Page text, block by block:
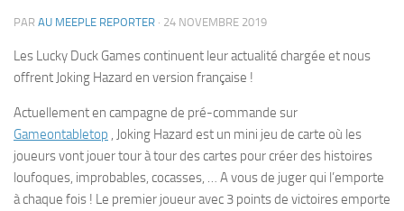
PAR AU MEEPLE REPORTER · 24 NOVEMBRE 2019
Les Lucky Duck Games continuent leur actualité chargée et nous
offrent Joking Hazard en version française !
Actuellement en campagne de pré-commande sur
Gameontabletop , Joking Hazard est un mini jeu de carte où les
joueurs vont jouer tour à tour des cartes pour créer des histoires
loufoques, improbables, cocasses, … A vous de juger qui l’emporte
à chaque fois ! Le premier joueur avec 3 points de victoires emporte